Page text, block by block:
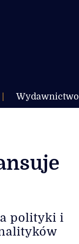
Wydawnictwo
polityki i